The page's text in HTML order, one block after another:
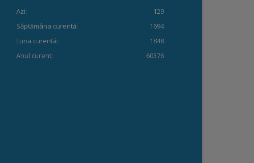
Azi:
129
Săptămâna curentă:
1694
Luna curentă:
1848
Anul curent:
60376